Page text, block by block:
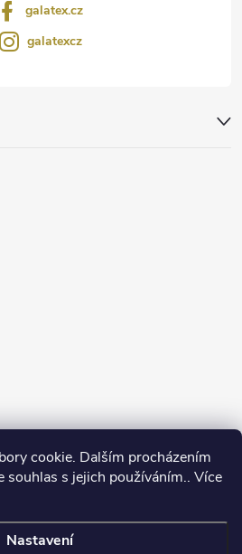
cookie. Dalším procházením
souhlas s jejich používáním.. Více
Nastavení
galatex.cz
galatexcz